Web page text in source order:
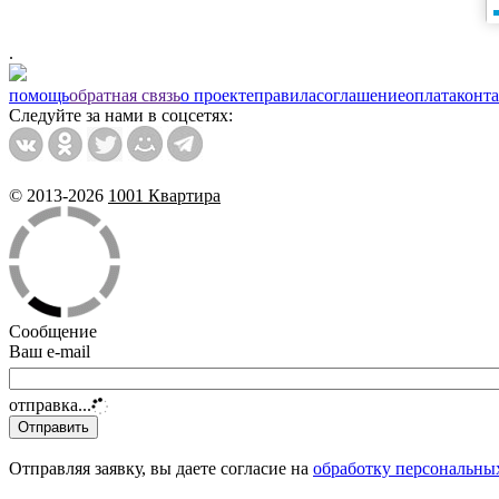
Каширская
Киевская
Кожуховская
Коломенская
Коммунарка
Комсомольская
Коньково
Коптево
Котельники
Красногвардейская
Красногорская
.
помощьобратная связьо проектеправиласоглашениеоплата
Следуйте за нами в соцсетях:
© 2013-2026 1001 Квартира
Сообщение
Ваш e-mail
отправка...
Отправляя заявку, вы даете согласие на обработку